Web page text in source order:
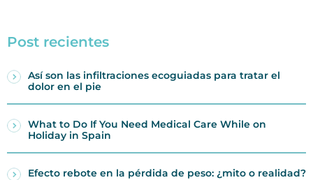
Post recientes
Así son las infiltraciones ecoguiadas para tratar el
dolor en el pie
What to Do If You Need Medical Care While on
Holiday in Spain
Efecto rebote en la pérdida de peso: ¿mito o realidad?